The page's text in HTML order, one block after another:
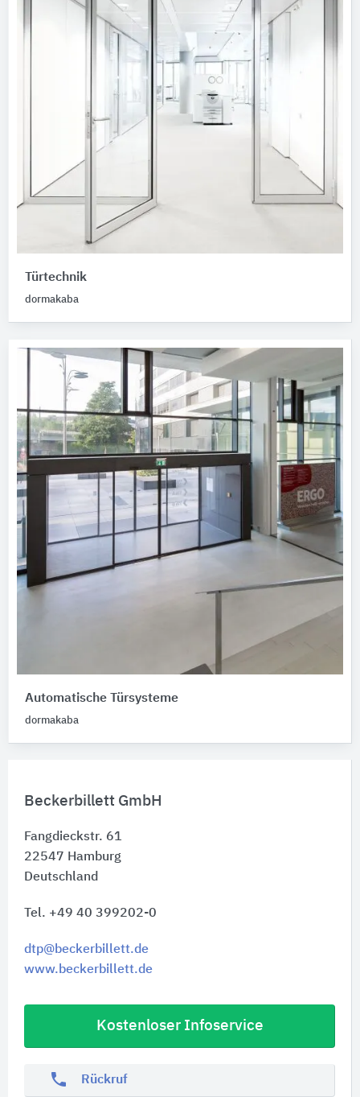
Beckerbillett GmbH
Fangdieckstr. 61
22547 Hamburg
Deutschland
Tel. +49 40 399202-0
dtp@beckerbillett.de
www.beckerbillett.de
Kostenloser Infoservice
phone Rückruf
Türtechnik
dormakaba
Automatische Türsysteme
dormakaba